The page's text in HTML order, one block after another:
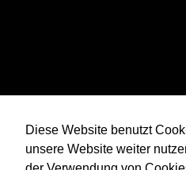
Diese Website benutzt
unsere Website weiter